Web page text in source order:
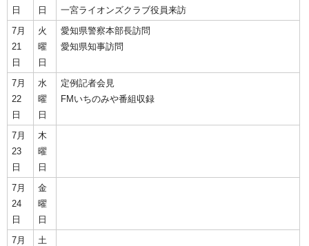
日
日
一宮ライオンズクラブ役員来訪
7月
21
日
火
曜
日
愛知県警察本部長訪問
愛知県知事訪問
7月
22
日
水
曜
日
定例記者会見
FMいちのみや番組収録
7月
23
日
木
曜
日
7月
24
日
金
曜
日
7月
土